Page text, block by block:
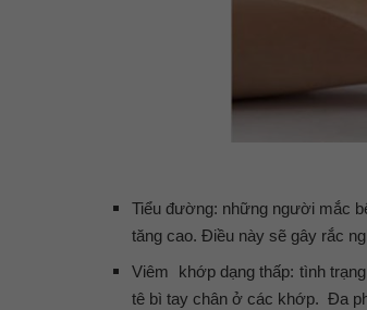
Tiểu đường: những người mắc
tăng cao. Điều này sẽ gây rắc
Viêm khớp dạng thấp: tình
tê bì tay chân ở các khớp. Đa